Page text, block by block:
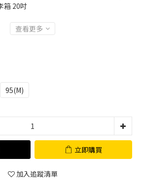
箱 20吋
查看更多
95(M)
立即購買
加入追蹤清單